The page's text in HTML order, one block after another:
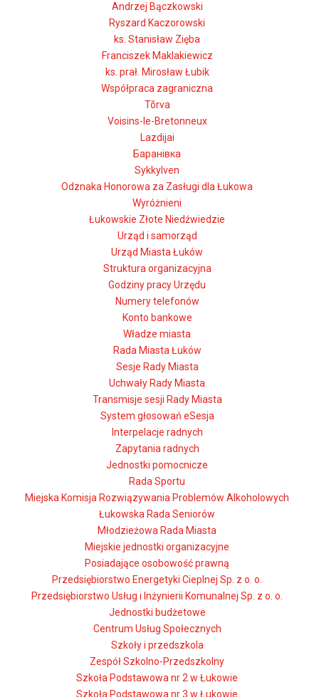
Andrzej Bączkowski
Ryszard Kaczorowski
ks. Stanisław Zięba
Franciszek Maklakiewicz
ks. prał. Mirosław Łubik
Współpraca zagraniczna
Tõrva
Voisins-le-Bretonneux
Lazdijai
Баранівка
Sykkylven
Odznaka Honorowa za Zasługi dla Łukowa
Wyróżnieni
Łukowskie Złote Niedźwiedzie
Urząd i samorząd
Urząd Miasta Łuków
Struktura organizacyjna
Godziny pracy Urzędu
Numery telefonów
Konto bankowe
Władze miasta
Rada Miasta Łuków
Sesje Rady Miasta
Uchwały Rady Miasta
Transmisje sesji Rady Miasta
System głosowań eSesja
Interpelacje radnych
Zapytania radnych
Jednostki pomocnicze
Rada Sportu
Miejska Komisja Rozwiązywania Problemów Alkoholowych
Łukowska Rada Seniorów
Młodzieżowa Rada Miasta
Miejskie jednostki organizacyjne
Posiadające osobowość prawną
Przedsiębiorstwo Energetyki Cieplnej Sp. z o. o.
Przedsiębiorstwo Usług i Inżynierii Komunalnej Sp. z o. o.
Jednostki budżetowe
Centrum Usług Społecznych
Szkoły i przedszkola
Zespół Szkolno-Przedszkolny
Szkoła Podstawowa nr 2 w Łukowie
Szkoła Podstawowa nr 3 w Łukowie